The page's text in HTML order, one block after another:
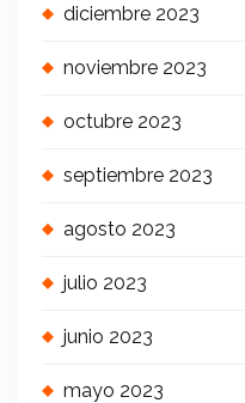
diciembre 2023
noviembre 2023
octubre 2023
septiembre 2023
agosto 2023
julio 2023
junio 2023
mayo 2023